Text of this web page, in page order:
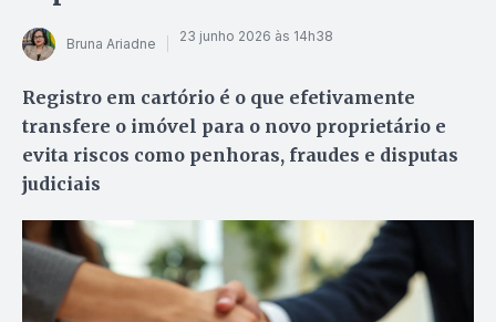
Bruna Ariadne 23 junho 2026 às 14h38
Registro em cartório é o que efetivamente
transfere o imóvel para o novo proprietário e
evita riscos como penhoras, fraudes e disputas
judiciais